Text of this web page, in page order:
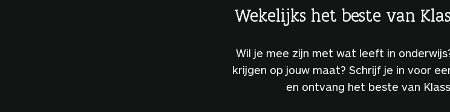
Wekelijks het beste van
Wil je mee zijn met wat leeft in
krijgen op jouw maat? Schrijf je in voor
en ontvang het beste van